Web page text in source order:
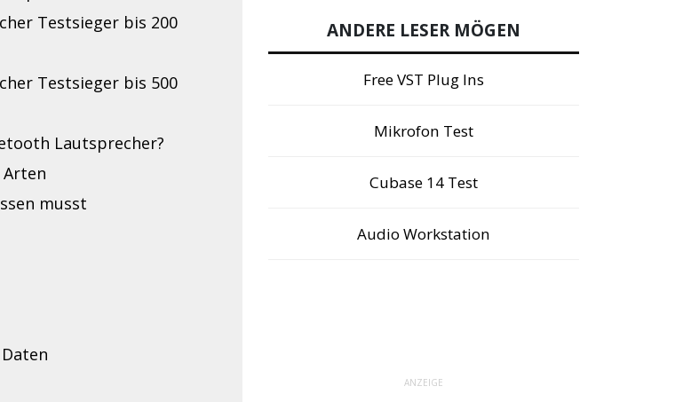
Testsieger bis 200
Testsieger bis 500
Lautsprecher?
musst
ANDERE LESER MÖGEN
Free VST Plug Ins
Mikrofon Test
Cubase 14 Test
Audio Workstation
ANZEIGE